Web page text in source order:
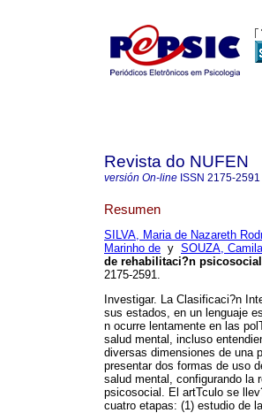
Revista do NUFEN
versión On-line ISSN 2175-2591
Resumen
SILVA, Maria de Nazareth
Marinho de y SOUZA,
de rehabilitaci?n psicosocial
2175-2591.
Investigar. La Clasificaci?n
sus estados, en un lenguaje
n ocurre lentamente en las
salud mental, incluso
diversas dimensiones de una
presentar dos formas de uso
salud mental, configurando la
psicosocial. El artTculo se
cuatro etapas: (1) estudio de